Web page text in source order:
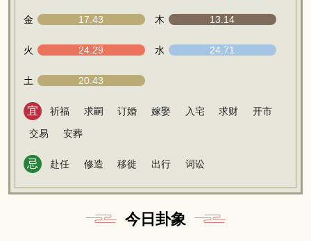
金 17.43 木 13.14
火 24.29 水 24.71
土 20.43
宜 祈福 求嗣 订婚 嫁娶 入宅 求财
开市
交易
安葬
忌 赴任 修造 移徙 出行 词讼
今日卦象